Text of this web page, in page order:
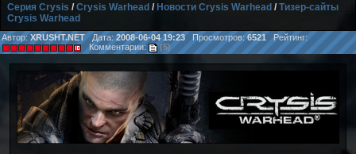
Серия Crysis /Crysis Warhead / Новости Crysis Warhead /Тизер-сайты
Crysis Warhead
Автор: XRUSHT.NET Дата:2008-06-04 19:23Просмотров:6521 Рейтинг:
Комментарии:
(5)